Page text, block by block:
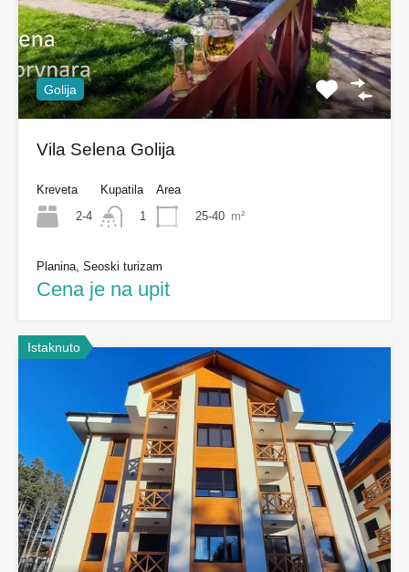
Golija
Vila Selena Golija
Kreveta
2-4
Kupatila
1
Area
25-40 m²
Planina, Seoski turizam
Cena je na upit
Istaknuto